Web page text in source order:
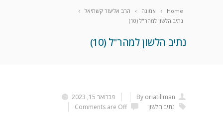
Home אמונה
הרב אליעזר קשתיאל
נתיב הלשון למהר"ל (10)
נתיב הלשון למהר"ל (10)
פברואר 15, 2023
By oriatillman
Comments are Off
נתיב הלשון